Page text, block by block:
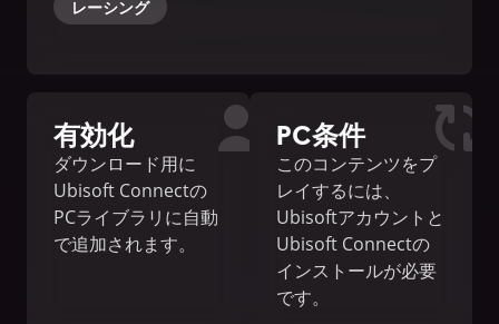
レーシング
有効化
ダウンロード用に
Ubisoft Connectの
PCライブラリに自動
で追加されます。
PC条件
このコンテンツをプ
レイするには、
Ubisoftアカウントと
Ubisoft Connectの
インストールが必要
です。